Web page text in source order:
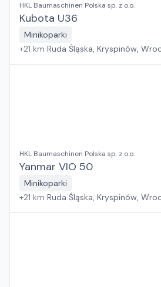
HKL Baumaschinen Polska sp. z o.o.
Kubota U36
Minikoparki
+21 km Ruda Śląska, Kryspinów,
HKL Baumaschinen Polska sp. z o.o.
Yanmar VIO 50
Minikoparki
+21 km Ruda Śląska, Kryspinów,